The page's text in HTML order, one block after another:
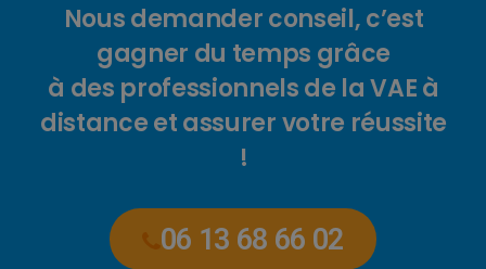
Nous demander conseil, c’est
gagner du temps grâce
à des professionnels de la VAE à
distance et assurer votre réussite
!
06 13 68 66 02